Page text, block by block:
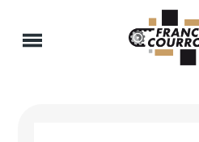
Panneau de gestion des cookies